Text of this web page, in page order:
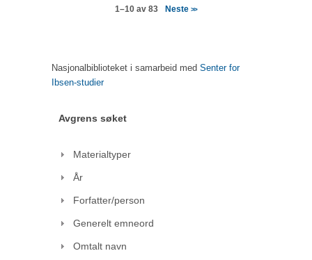
1–10 av 83 Neste>>
Nasjonalbiblioteket i samarbeid med Senter for
Ibsen-studier
Avgrens søket
Materialtyper
År
Forfatter/person
Generelt emneord
Omtalt navn